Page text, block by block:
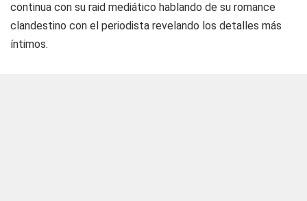
continua con su raid mediático hablando de su romance
clandestino con el periodista revelando los detalles más
íntimos.